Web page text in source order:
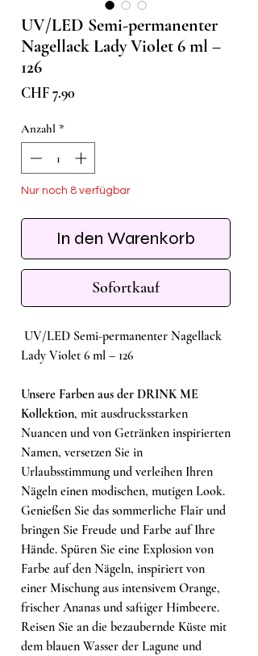
UV/LED Semi-permanenter
Nagellack Lady Violet 6 ml –
126
CHF 7.90
Anzahl *
Nur noch 8 verfügbar
In den Warenkorb
Sofortkauf
UV/LED Semi-permanenter Nagellack
Lady Violet 6 ml – 126
Unsere Farben aus der DRINK ME
Kollektion, mit ausdrucksstarken
Nuancen und von Getränken inspirierten
Namen, versetzen Sie in
Urlaubsstimmung und verleihen Ihren
Nägeln einen modischen, mutigen Look.
Genießen Sie das sommerliche Flair und
bringen Sie Freude und Farbe auf Ihre
Hände. Spüren Sie eine Explosion von
Farbe auf den Nägeln, inspiriert von
einer Mischung aus intensivem Orange,
frischer Ananas und saftiger Himbeere.
Reisen Sie an die bezaubernde Küste mit
dem blauen Wasser der Lagune und